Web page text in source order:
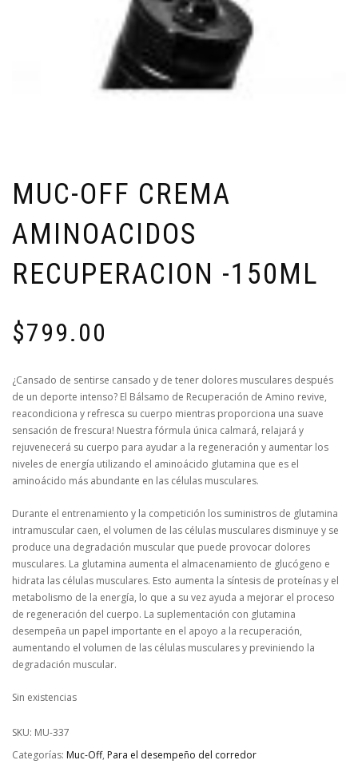
MUC-OFF CREMA
AMINOACIDOS
RECUPERACION -150ML
$799.00
¿Cansado de sentirse cansado y de tener dolores musculares después
de un deporte intenso? El Bálsamo de Recuperación de Amino revive,
reacondiciona y refresca su cuerpo mientras proporciona una suave
sensación de frescura! Nuestra fórmula única calmará, relajará y
rejuvenecerá su cuerpo para ayudar a la regeneración y aumentar los
niveles de energía utilizando el aminoácido glutamina que es el
aminoácido más abundante en las células musculares.
Durante el entrenamiento y la competición los suministros de glutamina
intramuscular caen, el volumen de las células musculares disminuye y se
produce una degradación muscular que puede provocar dolores
musculares. La glutamina aumenta el almacenamiento de glucógeno e
hidrata las células musculares. Esto aumenta la síntesis de proteínas y el
metabolismo de la energía, lo que a su vez ayuda a mejorar el proceso
de regeneración del cuerpo. La suplementación con glutamina
desempeña un papel importante en el apoyo a la recuperación,
aumentando el volumen de las células musculares y previniendo la
degradación muscular.
Sin existencias
SKU: MU-337
Categorías: Muc-Off, Para el desempeño del corredor